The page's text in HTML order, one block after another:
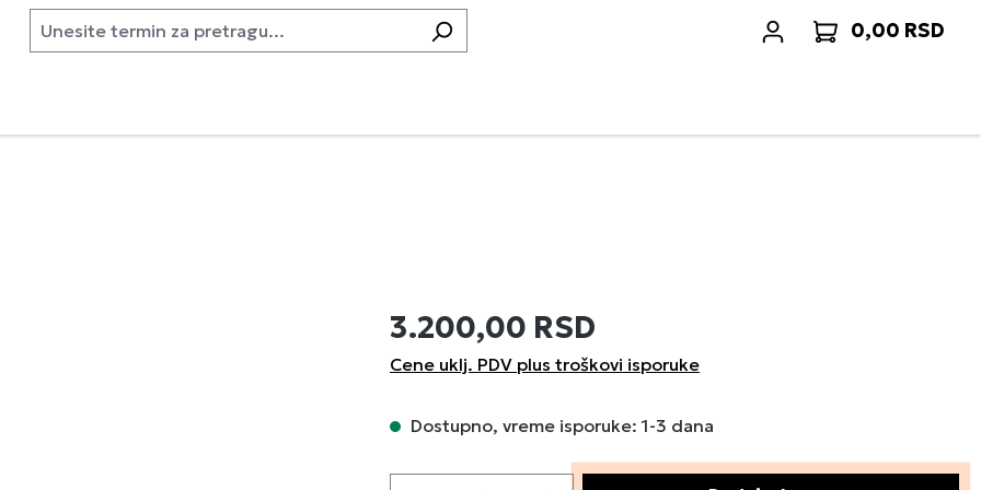
0,00 RSD
3.200,00 RSD
Cene uklj. PDV plus troškovi isporuke
Dostupno, vreme isporuke: 1-3 dana